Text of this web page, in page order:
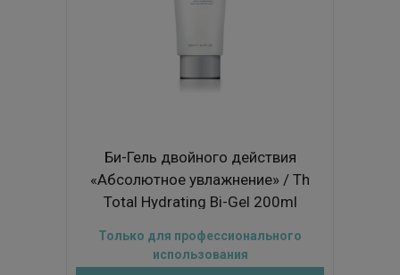
Би-Гель двойного действия
«Абсолютное увлажнение» / Th
Total Hydrating Bi-Gel 200ml
Только для профессионального
использования